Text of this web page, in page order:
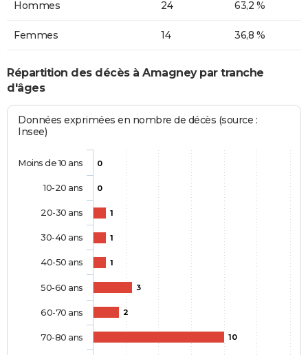
Hommes 24 63,2 %
Femmes 14 36,8 %
Répartition des décès à Amagney par tranche
d'âges
Données exprimées en nombre de décès (source :
Insee)
0
0
1
1
1
3
2
10
Moins de 10 ans
10-20 ans
20-30 ans
30-40 ans
40-50 ans
50-60 ans
60-70 ans
70-80 ans